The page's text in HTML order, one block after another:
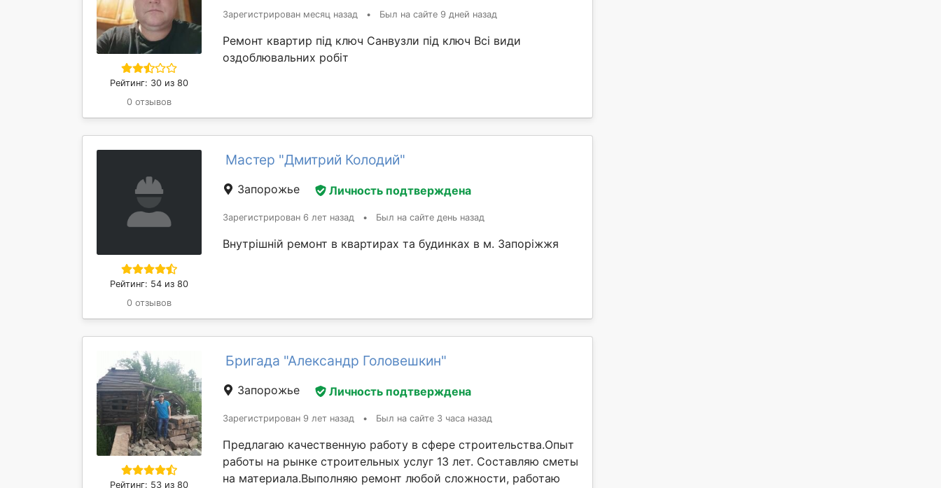
Рейтинг: 30 из 80
0 отзывов
Зарегистрирован месяц назад • Был на сайте 9 дней назад
Ремонт квартир під ключ Санвузли під ключ Всі види
оздоблювальних робіт
Рейтинг: 54 из 80
0 отзывов
Мастер "Дмитрий Колодий"
Запорожье Личность подтверждена
Зарегистрирован 6 лет назад • Был на сайте день назад
Внутрішній ремонт в квартирах та будинках в м. Запоріжжя
Рейтинг: 53 из 80
Бригада "Александр Головешкин"
Запорожье Личность подтверждена
Зарегистрирован 9 лет назад • Был на сайте 3 часа назад
Предлагаю качественную работу в сфере строительства.Опыт
работы на рынке строительных услуг 13 лет. Составляю сметы
на материала.Выполняю ремонт любой сложности, работаю